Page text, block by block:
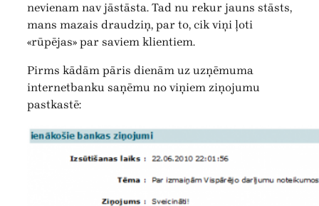
nevienam nav jāstāsta. Tad nu rekur jauns stāsts,
mans mazais draudziņ, par to, cik viņi ļoti
«rūpējas» par saviem klientiem.
Pirms kādām pāris dienām uz uzņēmuma
internetbanku saņēmu no viņiem ziņojumu
pastkastē: